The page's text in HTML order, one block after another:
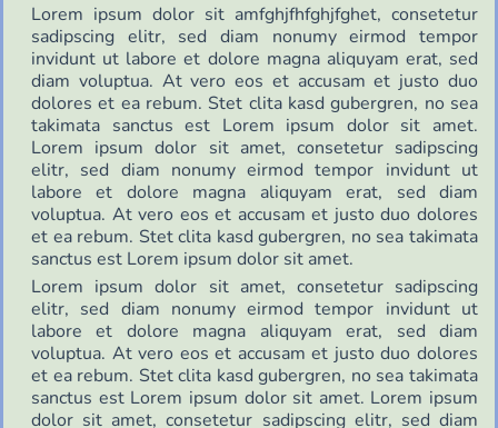
Lorem ipsum dolor sit amfghjfhfghjfghet, consetetur
sadipscing elitr, sed diam nonumy eirmod tempor
invidunt ut labore et dolore magna aliquyam erat, sed
diam voluptua. At vero eos et accusam et justo duo
dolores et ea rebum. Stet clita kasd gubergren, no sea
takimata sanctus est Lorem ipsum dolor sit amet.
Lorem ipsum dolor sit amet, consetetur sadipscing
elitr, sed diam nonumy eirmod tempor invidunt ut
labore et dolore magna aliquyam erat, sed diam
voluptua. At vero eos et accusam et justo duo dolores
et ea rebum. Stet clita kasd gubergren, no sea takimata
sanctus est Lorem ipsum dolor sit amet.
Lorem ipsum dolor sit amet, consetetur sadipscing
elitr, sed diam nonumy eirmod tempor invidunt ut
labore et dolore magna aliquyam erat, sed diam
voluptua. At vero eos et accusam et justo duo dolores
et ea rebum. Stet clita kasd gubergren, no sea takimata
sanctus est Lorem ipsum dolor sit amet. Lorem ipsum
dolor sit amet, consetetur sadipscing elitr, sed diam